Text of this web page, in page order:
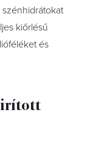
szénhidrátokat
kiőrlésű
és